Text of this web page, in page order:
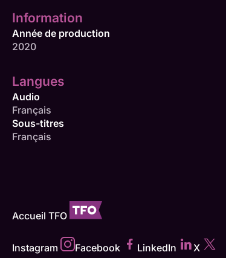
Information
Année de production
2020
Langues
Audio
Français
Sous-titres
Français
Accueil TFO
Instagram Facebook LinkedIn X